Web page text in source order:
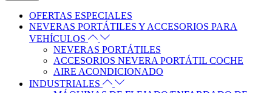
OFERTAS ESPECIALES
NEVERAS PORTÁTILES Y ACCESORIOS PARA
VEHÍCULOS
NEVERAS PORTÁTILES
ACCESORIOS NEVERA PORTÁTIL COCHE
AIRE ACONDICIONADO
INDUSTRIALES